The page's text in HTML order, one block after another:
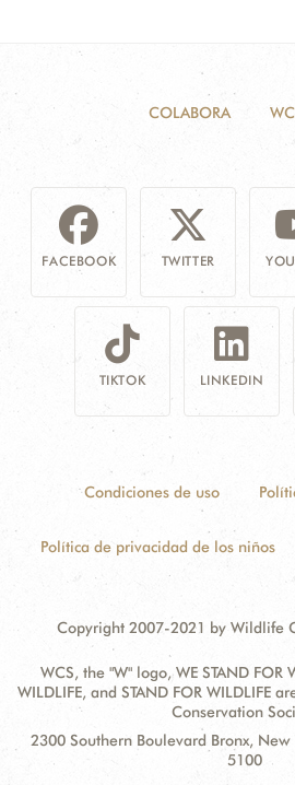
COLABORA
FACEBOOK TWITTER
TIKTOK LINKEDIN
Condiciones de uso
Política de privacidad de los niños
Copyright 2007-2021 by Wildlife
WCS, the "W" logo, WE STAND FOR
WILDLIFE, and STAND FOR WILDLIFE
Conservation
Contact
Address:
2300 Southern Boulevard Bronx,
5100